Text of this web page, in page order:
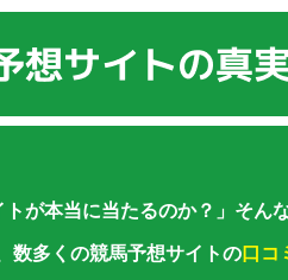
が本当に当たるのか？」 そん
数多くの競馬予想サイトの口コ